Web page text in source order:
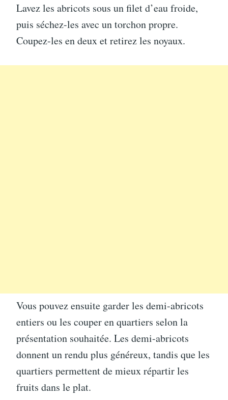
Lavez les abricots sous un filet d’eau froide,
puis séchez-les avec un torchon propre.
Coupez-les en deux et retirez les noyaux.
Vous pouvez ensuite garder les demi-abricots
entiers ou les couper en quartiers selon la
présentation souhaitée. Les demi-abricots
donnent un rendu plus généreux, tandis que les
quartiers permettent de mieux répartir les
fruits dans le plat.